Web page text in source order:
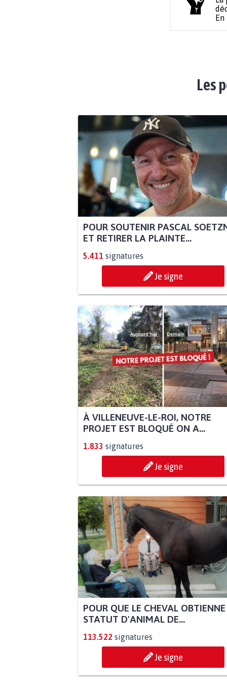
Les
POUR SOUTENIR PASCAL
ET RETIRER LA PLAINTE...
5.411 signatures
Je signe
À VILLENEUVE-LE-ROI, NOTRE
PROJET EST BLOQUÉ ON A...
1.833 signatures
Je signe
POUR QUE LE CHEVAL OBTIENNE
STATUT D'ANIMAL DE...
113.522 signatures
Je signe